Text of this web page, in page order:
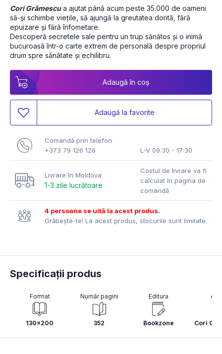
Cori Grămescu a ajutat până acum peste 35.000 de oameni
să-și schimbe viețile, să ajungă la greutatea dorită, fără
epuizare și fără înfometare.
Descoperă secretele sale pentru un trup sănătos și o inimă
bucuroasă într-o carte extrem de personală despre propriul
drum spre sănătate și echilibru.
Adaugă în coș
Adaugă la favorite
Comandă prin telefon
+373 79 126 126
L-V 09:30 - 17:30
Livrare în Moldova
1-3 zile lucrătoare
Costul de livrare va fi
calculat în pagina de
comandă
4 persoane se uită la acest produs.
Grăbește-te! La acest produs, stocurile sunt limitate.
Specificații produs
Format
130x200
Număr pagini
352
Editura
Bookzone Cori